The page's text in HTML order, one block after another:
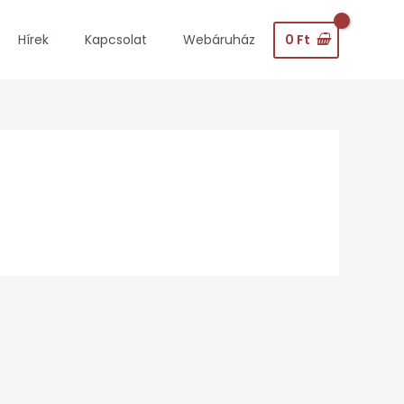
Hírek Kapcsolat Webáruház 0 Ft